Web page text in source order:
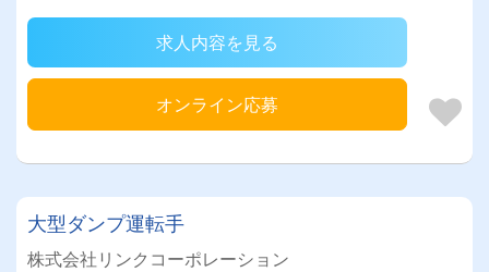
求人内容を見る
オンライン応募
大型ダンプ運転手
株式会社リンクコーポレーション